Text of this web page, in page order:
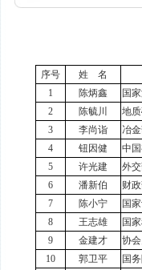
序号 姓 名
1
陈炳鑫 国
2
陈毓川 地
3
李尚诣 冶
4
钮因健 中
5
许光建 外
6
潘新伯 财
7
陈小宁 国
8
王志雄 国
9
金建才 协
10
郭卫平
国